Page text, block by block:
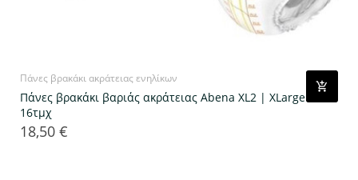
Πάνες βρακάκι ακράτειας ενηλίκων
Πάνες βρακάκι βαριάς ακράτειας Abena ΧL2 | ΧLarge
16τμχ
Τιμή
18,50 €